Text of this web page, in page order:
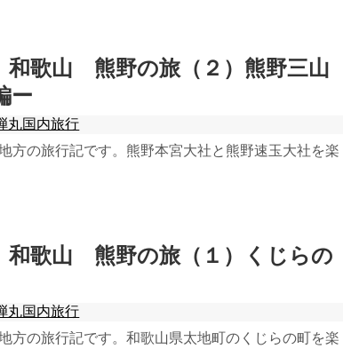
和歌山 熊野の旅（２）熊野三山
ー
丸国内旅行
方の旅行記です。熊野本宮大社と熊野速玉大社を楽
和歌山 熊野の旅（１）くじらの
丸国内旅行
方の旅行記です。和歌山県太地町のくじらの町を楽